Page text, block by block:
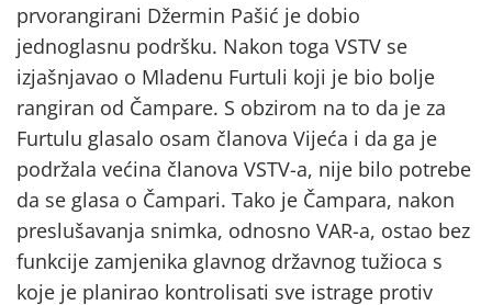
prvorangirani Džermin Pašić je dobio
jednoglasnu podršku. Nakon toga VSTV se
izjašnjavao o Mladenu Furtuli koji je bio bolje
rangiran od Čampare. S obzirom na to da je za
Furtulu glasalo osam članova Vijeća i da ga je
podržala većina članova VSTV-a, nije bilo potrebe
da se glasa o Čampari. Tako je Čampara, nakon
preslušavanja snimka, odnosno VAR-a, ostao bez
funkcije zamjenika glavnog državnog tužioca s
koje je planirao kontrolisati sve istrage protiv